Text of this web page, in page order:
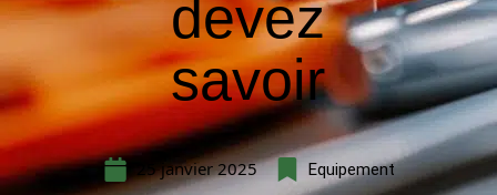
devez
savoir
25 janvier 2025 Equipement